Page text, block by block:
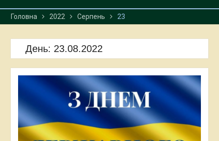
Головна 2022 Серпень 23
День: 23.08.2022